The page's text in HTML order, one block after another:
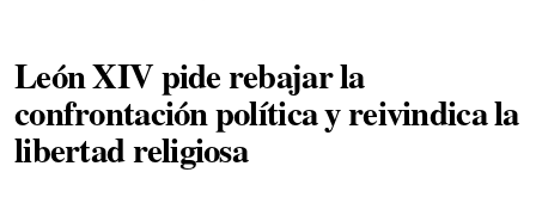
León XIV pide rebajar la
confrontación política y reivindica la
libertad religiosa